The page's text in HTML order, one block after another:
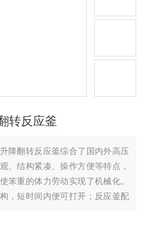
转反应釜
降翻转反应釜综合了国内外高压
、结构紧凑、操作方便等特点，
笨重的体力劳动实现了机械化。
，短时间内便可打开；反应釜配
单省力，方便反应釜的出料、清